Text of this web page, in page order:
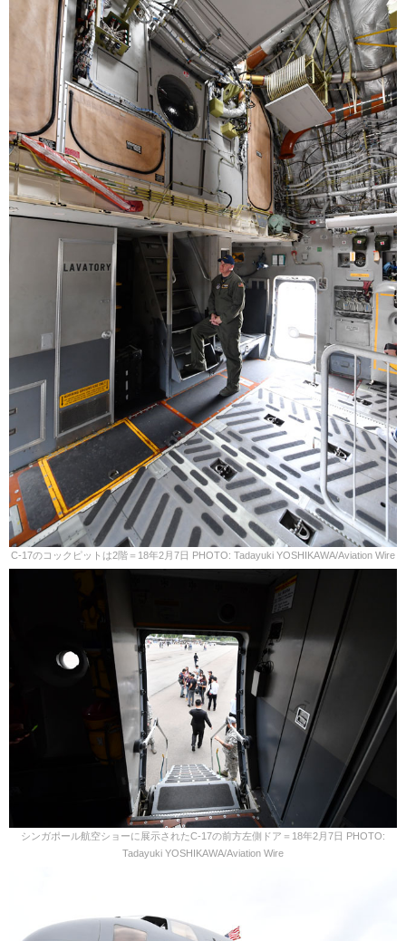
C-17のコックピットは2階＝18年2月7日 PHOTO: Tadayuki YOSHIKAWA/Aviation Wire
シンガポール航空ショーに展示されたC-17の前方左側ドア＝18年2月7日 PHOTO:
Tadayuki YOSHIKAWA/Aviation Wire